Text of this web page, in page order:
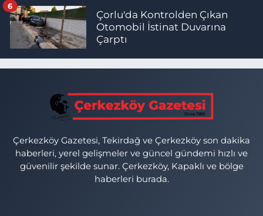
Çorlu'da Kontrolden Çıkan
Otomobil İstinat Duvarına
Çarptı
6
Çerkezköy Gazetesi, Tekirdağ ve Çerkezköy son dakika
haberleri, yerel gelişmeler ve güncel gündemi hızlı ve
güvenilir şekilde sunar. Çerkezköy, Kapaklı ve bölge
haberleri burada.